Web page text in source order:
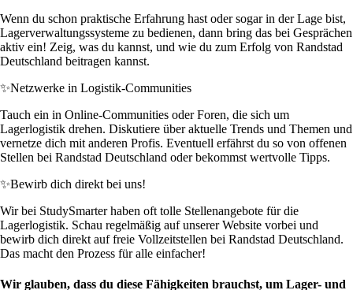
Wenn du schon praktische Erfahrung hast oder sogar in der Lage bist,
Lagerverwaltungssysteme zu bedienen, dann bring das bei Gesprächen
aktiv ein! Zeig, was du kannst, und wie du zum Erfolg von Randstad
Deutschland beitragen kannst.
✨Netzwerke in Logistik-Communities
Tauch ein in Online-Communities oder Foren, die sich um
Lagerlogistik drehen. Diskutiere über aktuelle Trends und Themen und
vernetze dich mit anderen Profis. Eventuell erfährst du so von offenen
Stellen bei Randstad Deutschland oder bekommst wertvolle Tipps.
✨Bewirb dich direkt bei uns!
Wir bei StudySmarter haben oft tolle Stellenangebote für die
Lagerlogistik. Schau regelmäßig auf unserer Website vorbei und
bewirb dich direkt auf freie Vollzeitstellen bei Randstad Deutschland.
Das macht den Prozess für alle einfacher!
Wir glauben, dass du diese Fähigkeiten brauchst, um Lager- und